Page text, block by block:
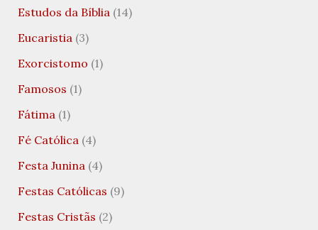
Estudos da Bíblia(14)
Eucaristia(3)
Exorcistomo (1)
Famosos (1)
Fátima(1)
Fé Católica(4)
Festa Junina(4)
Festas Católicas (9)
Festas Cristãs (2)